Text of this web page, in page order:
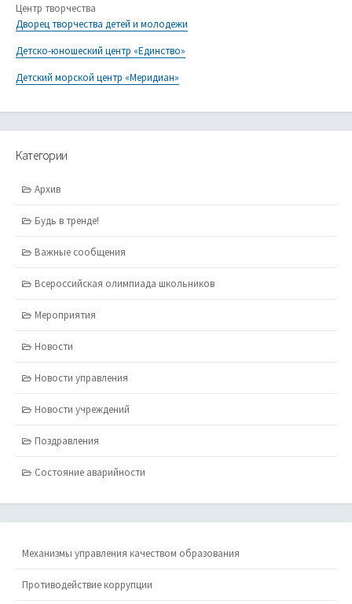
Центр творчества
Дворец творчества детей и молодежи
Детско-юношеский центр «Единство»
Детский морской центр «Меридиан»
Категории
Архив
Будь в тренде!
Важные сообщения
Всероссийская олимпиада школьников
Мероприятия
Новости
Новости управления
Новости учреждений
Поздравления
Состояние аварийности
Механизмы управления качеством образования
Противодействие коррупции